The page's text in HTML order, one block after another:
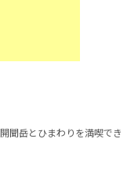
聞岳とひまわりを満喫でき